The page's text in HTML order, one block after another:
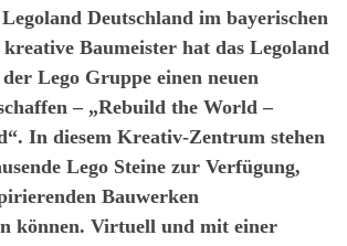
Deutschland im bayerischen
Baumeister hat das Legoland
Lego Gruppe einen neuen
– „Rebuild the World –
In diesem Kreativ-Zentrum stehen
Lego Steine zur Verfügung,
Bauwerken
können. Virtuell und mit einer